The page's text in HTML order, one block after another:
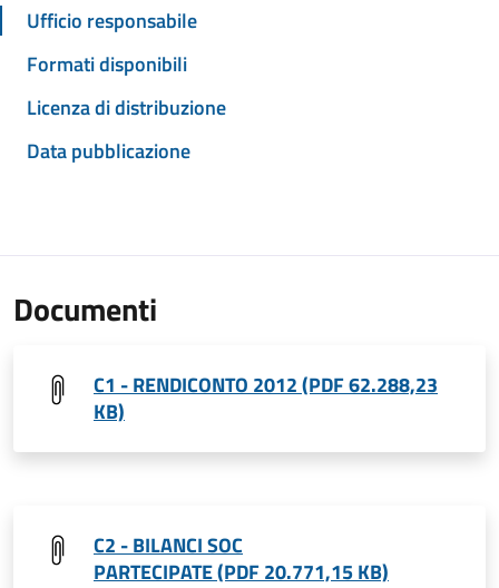
Ufficio responsabile
Formati disponibili
Licenza di distribuzione
Data pubblicazione
Documenti
C1 - RENDICONTO 2012 (PDF 62.288,23
KB)
C2 - BILANCI SOC
PARTECIPATE (PDF 20.771,15 KB)